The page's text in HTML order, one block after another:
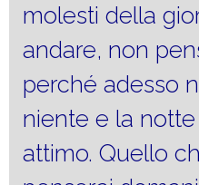
molesti della
andare, non
perché adesso
niente e la
attimo. Quello